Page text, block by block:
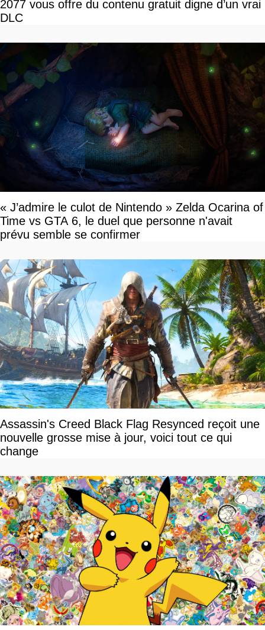
2077 vous offre du contenu gratuit digne d’un vrai
DLC
« J’admire le culot de Nintendo » Zelda Ocarina of
Time vs GTA 6, le duel que personne n'avait
prévu semble se confirmer
Assassin's Creed Black Flag Resynced reçoit une
nouvelle grosse mise à jour, voici tout ce qui
change